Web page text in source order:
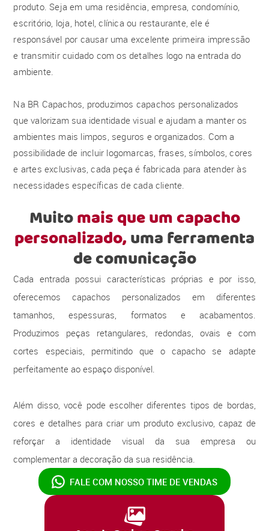
produto. Seja em uma residência, empresa, condomínio,
escritório, loja, hotel, clínica ou restaurante, ele é
responsável por causar uma excelente primeira impressão
e transmitir cuidado com os detalhes logo na entrada do
ambiente.
Na BR Capachos, produzimos capachos personalizados
que valorizam sua identidade visual e ajudam a manter os
ambientes mais limpos, seguros e organizados. Com a
possibilidade de incluir logomarcas, frases, símbolos, cores
e artes exclusivas, cada peça é fabricada para atender às
necessidades específicas de cada cliente.
Muitomais que um capacho
personalizado,uma ferramenta
de comunicação
Cada entrada possui características próprias e por isso,
oferecemos capachos personalizados em diferentes
tamanhos, espessuras, formatos e acabamentos.
Produzimos peças retangulares, redondas, ovais e com
cortes especiais, permitindo que o capacho se adapte
perfeitamente ao espaço disponível.
Além disso, você pode escolher diferentes tipos de bordas,
cores e detalhes para criar um produto exclusivo, capaz de
reforçar a identidade visual da sua empresa ou
complementar a decoração da sua residência.
FALE COM NOSSO TIME DE VENDAS